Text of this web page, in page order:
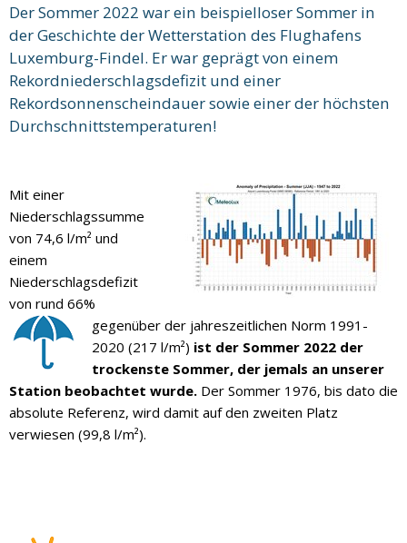
Der Sommer 2022 war ein beispielloser Sommer in
der Geschichte der Wetterstation des Flughafens
Luxemburg-Findel. Er war geprägt von einem
Rekordniederschlagsdefizit und einer
Rekordsonnenscheindauer sowie einer der höchsten
Durchschnittstemperaturen!
Mit einer
Niederschlagssumme
von 74,6 l/m² und
einem
Niederschlagsdefizit
von rund 66%
gegenüber der jahreszeitlichen Norm 1991-
2020 (217 l/m²) ist der Sommer 2022 der
trockenste Sommer, der jemals an unserer
Station beobachtet wurde. Der Sommer 1976, bis dato die
absolute Referenz, wird damit auf den zweiten Platz
verwiesen (99,8 l/m²).